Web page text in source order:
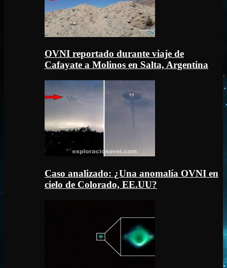
OVNI reportado durante viaje de
Cafayate a Molinos en Salta, Argentina
Caso analizado: ¿Una anomalía OVNI en
cielo de Colorado, EE.UU?